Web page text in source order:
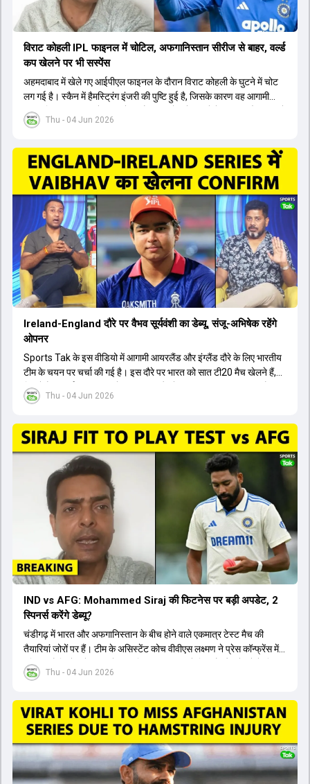
Thu - 04 Jun 2026
विराट कोहली IPL फाइनल में चोटिल, अफगानिस्तान सीरीज से बाहर, वर्ल्ड
कप खेलने पर भी सस्पेंस
अहमदाबाद में खेले गए आईपीएल फाइनल के दौरान विराट कोहली के घुटने में चोट
लग गई है। स्कैन में हैमस्ट्रिंग इंजरी की पुष्टि हुई है, जिसके कारण वह आगामी
अफगानिस्तान सीरीज से बाहर हो गए हैं। इस चोट से उबरने में सामान्य तौर पर 4 से
12 हफ्ते का समय लग सकता है, और अगर सर्जरी की जरूरत पड़ी तो 3 से 5 महीने
सेंटर ऑफ एक्सीलेंस जाएंगे। इस गंभीर चोट के कारण 14 जुलाई से शुरू होने वाले
इंग्लैंड दौरे और आगामी वर्ल्ड कप में उनके खेलने पर सस्पेंस बन गया है। दूसरी
तरफ, आईपीएल में इम्पैक्ट प्लेयर के तौर पर खेलने वाले रोहित शर्मा को भी अभी तक
मेडिकल क्लीयरेंस नहीं मिली है। शनिवार को मुंबई में होने वाली चयन समिति की
बैठक में यह देखना अहम होगा कि क्या चयनकर्ता विराट कोहली को फिटनेस की शर्त
पर टीम में शामिल करते हैं या नहीं।
Thu - 04 Jun 2026
Ireland-England दौरे पर वैभव सूर्यवंशी का डेब्यू, संजू-अभिषेक रहेंगे
ओपनर
Sports Tak के इस वीडियो में आगामी आयरलैंड और इंग्लैंड दौरे के लिए भारतीय
टीम के चयन पर चर्चा की गई है। इस दौरे पर भारत को सात टी20 मैच खेलने हैं,
जिसमें वैभव सूर्यवंशी का टीम में चुना जाना और डेब्यू करना तय माना जा रहा है।
हालांकि, अभिषेक शर्मा और संजू सैमसन ही टीम के फर्स्ट चॉइस ओपनर बने रहेंगे,
नंबर तीन और श्रेयस अय्यर नंबर चार पर खेलेंगे। वहीं, रजत पाटीदार फिलहाल
टी20 टीम की योजना से बाहर हैं, लेकिन वह टेस्ट क्रिकेट में वापसी कर सकते हैं।
Thu - 04 Jun 2026
IND vs AFG: Mohammed Siraj की फिटनेस पर बड़ी अपडेट, 2
स्पिनर्स करेंगे डेब्यू?
चंडीगढ़ में भारत और अफगानिस्तान के बीच होने वाले एकमात्र टेस्ट मैच की
तैयारियां जोरों पर हैं। टीम के असिस्टेंट कोच वीवीएस लक्ष्मण ने प्रेस कॉन्फ्रेंस में
पुष्टि की है कि तेज गेंदबाज मोहम्मद सिराज पूरी तरह से फिट हैं और खेलने के लिए
उपलब्ध हैं। आईपीएल के दौरान लगी चोट के कारण उनके खेलने पर संदेह था,
सुथार और हर्ष दुबे को कुलदीप यादव और वाशिंगटन सुंदर के साथ प्लेइंग 11 में मौका
मिलने की प्रबल संभावना है। कप्तान शुभमन गिल विकेट की स्थिति को ध्यान में
रखते हुए अंतिम 11 का फैसला करेंगे। टीम में यशस्वी जायसवाल, केएल राहुल,
ऋषभ पंत और ध्रुव जुरेल जैसे खिलाड़ी भी शामिल हैं। यह टेस्ट मैच विश्व टेस्ट
चैंपियनशिप चक्र का हिस्सा नहीं है, लेकिन भारतीय टीम के लिए काफी महत्वपूर्ण
है। अंत में फैंस के सवालों का जवाब देते हुए टी20 कप्तानी और हेड कोच गौतम